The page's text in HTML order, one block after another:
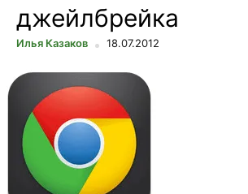
джейлбрейка
Илья Казаков 18.07.2012